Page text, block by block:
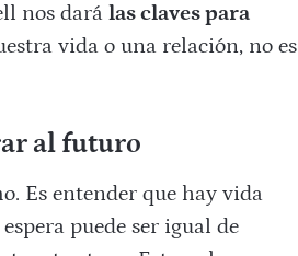
nos dará las claves para
vida o una relación, no es
al futuro
Es entender que hay vida
puede ser igual de